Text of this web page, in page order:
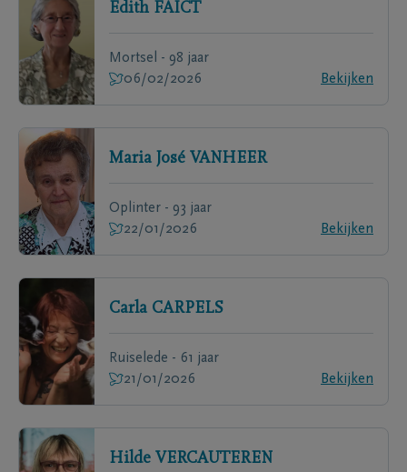
Edith FAICT
Mortsel - 98 jaar
06/02/2026
Bekijken
Maria José VANHEER
Oplinter - 93 jaar
22/01/2026
Bekijken
Carla CARPELS
Ruiselede - 61 jaar
21/01/2026
Bekijken
Hilde VERCAUTEREN